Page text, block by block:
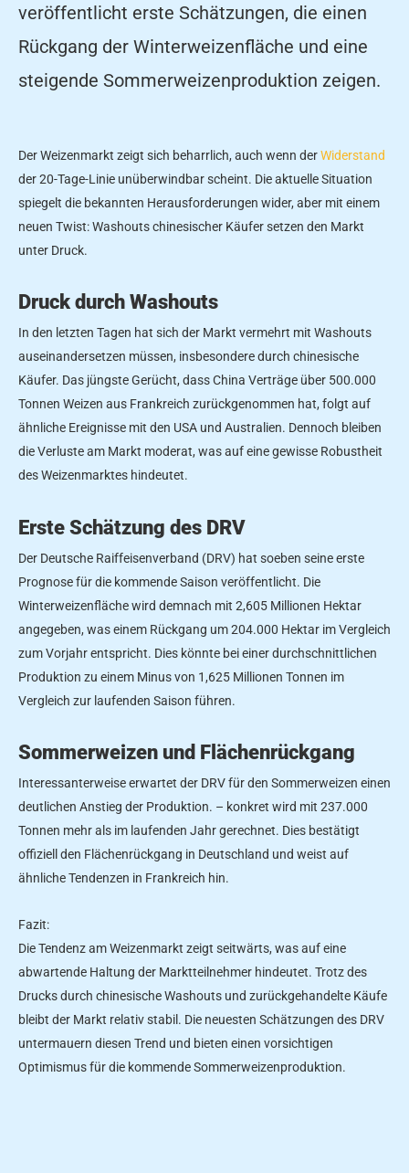
veröffentlicht erste Schätzungen, die einen
Rückgang der Winterweizenfläche und eine
steigende Sommerweizenproduktion zeigen.
Der Weizenmarkt zeigt sich beharrlich, auch wenn derWiderstand
der 20-Tage-Linie unüberwindbar scheint. Die aktuelle Situation
spiegelt die bekannten Herausforderungen wider, aber mit einem
neuen Twist: Washouts chinesischer Käufer setzen den Markt
unter Druck.
Druck durch Washouts
In den letzten Tagen hat sich der Markt vermehrt mit Washouts
auseinandersetzen müssen, insbesondere durch chinesische
Käufer. Das jüngste Gerücht, dass China Verträge über 500.000
Tonnen Weizen aus Frankreich zurückgenommen hat, folgt auf
ähnliche Ereignisse mit den USA und Australien. Dennoch bleiben
die Verluste am Markt moderat, was auf eine gewisse Robustheit
des Weizenmarktes hindeutet.
Erste Schätzung des DRV
Der Deutsche Raiffeisenverband (DRV) hat soeben seine erste
Prognose für die kommende Saison veröffentlicht. Die
Winterweizenfläche wird demnach mit 2,605 Millionen Hektar
angegeben, was einem Rückgang um 204.000 Hektar im Vergleich
zum Vorjahr entspricht. Dies könnte bei einer durchschnittlichen
Produktion zu einem Minus von 1,625 Millionen Tonnen im
Vergleich zur laufenden Saison führen.
Sommerweizen und Flächenrückgang
Interessanterweise erwartet der DRV für den Sommerweizen einen
deutlichen Anstieg der Produktion. – konkret wird mit 237.000
Tonnen mehr als im laufenden Jahr gerechnet. Dies bestätigt
offiziell den Flächenrückgang in Deutschland und weist auf
ähnliche Tendenzen in Frankreich hin.
Fazit:
Die Tendenz am Weizenmarkt zeigt seitwärts, was auf eine
abwartende Haltung der Marktteilnehmer hindeutet. Trotz des
Drucks durch chinesische Washouts und zurückgehandelte Käufe
bleibt der Markt relativ stabil. Die neuesten Schätzungen des DRV
untermauern diesen Trend und bieten einen vorsichtigen
Optimismus für die kommende Sommerweizenproduktion.